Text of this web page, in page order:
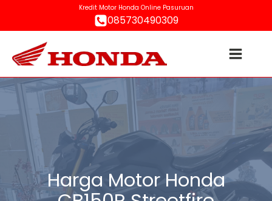
Kredit Motor Honda Online Pasuruan
085730490309
Harga Motor Honda